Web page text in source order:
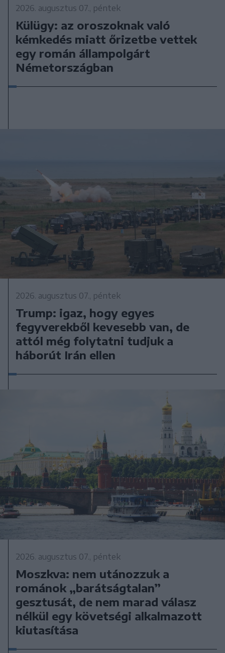
2026. augusztus 07., péntek
Külügy: az oroszoknak való
kémkedés miatt őrizetbe vettek
egy román állampolgárt
Németországban
2026. augusztus 07., péntek
Trump: igaz, hogy egyes
fegyverekből kevesebb van, de
attól még folytatni tudjuk a
háborút Irán ellen
2026. augusztus 07., péntek
Moszkva: nem utánozzuk a
románok „barátságtalan”
gesztusát, de nem marad válasz
nélkül egy követségi alkalmazott
kiutasítása